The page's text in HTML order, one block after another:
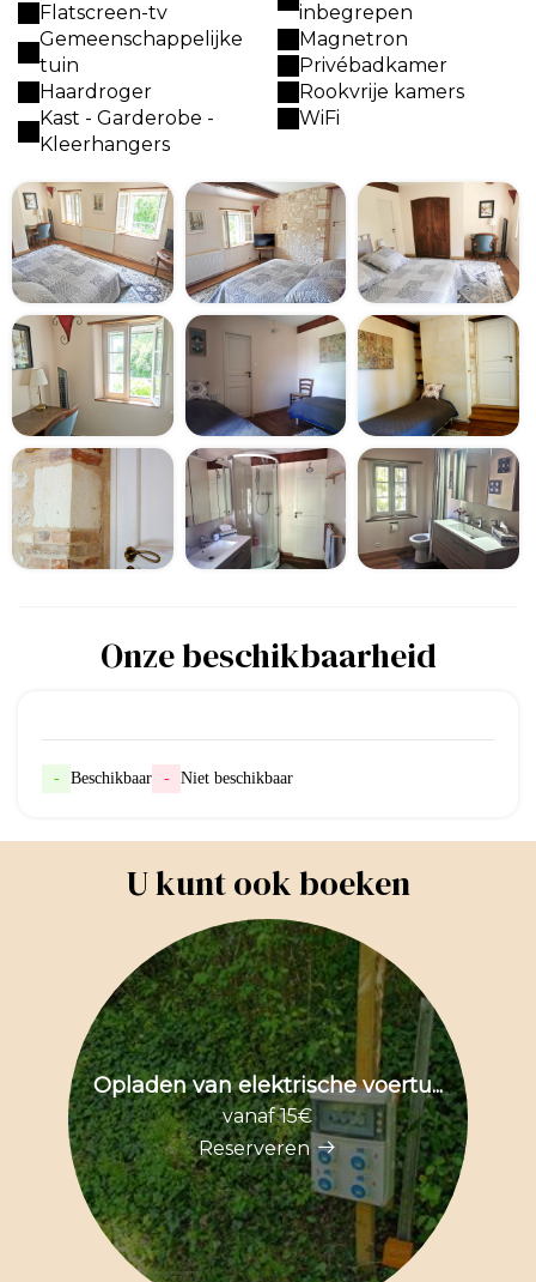
Flatscreen-tv
Gemeenschappelijke
tuin
Haardroger
Kast - Garderobe -
Kleerhangers
inbegrepen
Magnetron
Privébadkamer
Rookvrije kamers
WiFi
Onze beschikbaarheid
- Beschikbaar - Niet beschikbaar
U kunt ook boeken
Opladen van elektrische voertu...
vanaf 15€
Reserveren